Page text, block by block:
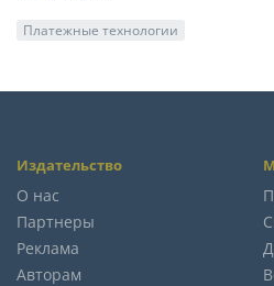
Платежные технологии
Издательство
О нас
Партнеры
Реклама
Авторам